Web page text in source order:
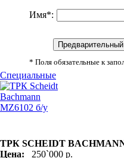
Имя*:
* Поля обязательные к
Специальные
ТРК SCHEIDT
Цена:
250`000 р.